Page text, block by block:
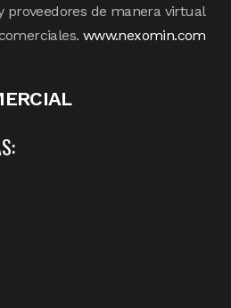
proveedores de manera virtual
www.nexomin.com